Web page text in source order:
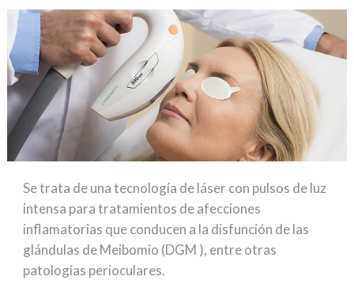
Se trata de una tecnología de láser con pulsos de luz
intensa para tratamientos de afecciones
inflamatorias que conducen a la disfunción de las
glándulas de Meibomio (DGM ), entre otras
patologías perioculares.